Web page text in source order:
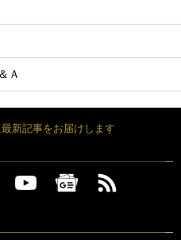
Ａ
新記事をお届けします